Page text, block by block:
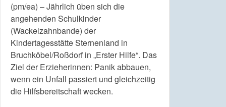
(pm/ea) – Jährlich üben sich die
angehenden Schulkinder
(Wackelzahnbande) der
Kindertagesstätte Sternenland in
Bruchköbel/Roßdorf in „Erster Hilfe“. Das
Ziel der Erzieherinnen: Panik abbauen,
wenn ein Unfall passiert und gleichzeitig
die Hilfsbereitschaft wecken.